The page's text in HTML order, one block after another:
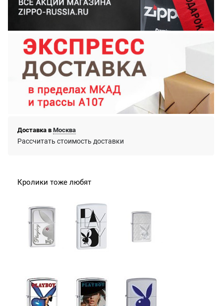
Доставка в Москва
Рассчитать стоимость доставки
Кролики тоже любят